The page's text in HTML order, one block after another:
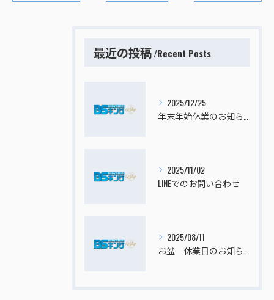
最近の投稿 Recent Posts
2025/12/25
2025/11/02
LINEでのお問い合わせ
2025/08/11